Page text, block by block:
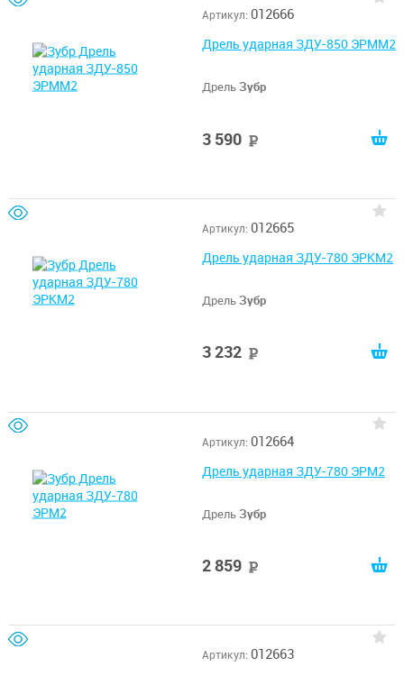
Артикул: 012666
Дрель ударная ЗДУ-850 ЭРММ2
ДрельЗубр
3 590
Артикул: 012665
Дрель ударная ЗДУ-780 ЭРКМ2
ДрельЗубр
3 232
Артикул: 012664
Дрель ударная ЗДУ-780 ЭРМ2
ДрельЗубр
2 859
Артикул: 012663